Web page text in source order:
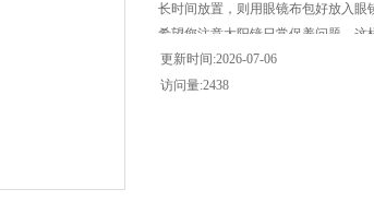
长时间放置，则用眼镜布包好放入眼
希望您注意太阳镜日常保养问题，这
更新时间:2026-07-06
访问量:2438